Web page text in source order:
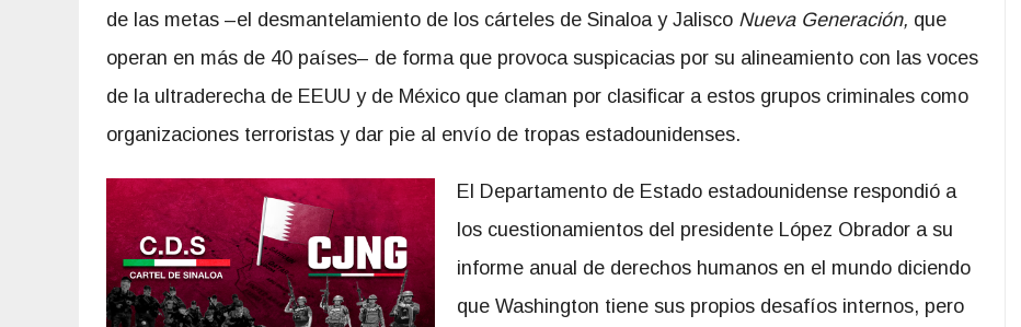
de las metas –el desmantelamiento de los cárteles de Sinaloa y Jalisco Nueva Generación, que
operan en más de 40 países– de forma que provoca suspicacias por su alineamiento con las voces
de la ultraderecha de EEUU y de México que claman por clasificar a estos grupos criminales como
organizaciones terroristas y dar pie al envío de tropas estadounidenses.
El Departamento de Estado estadounidense respondió a
los cuestionamientos del presidente López Obrador a su
informe anual de derechos humanos en el mundo diciendo
que Washington tiene sus propios desafíos internos, pero